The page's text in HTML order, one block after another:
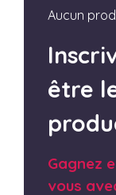
Aucun
être
Gagnez
vous